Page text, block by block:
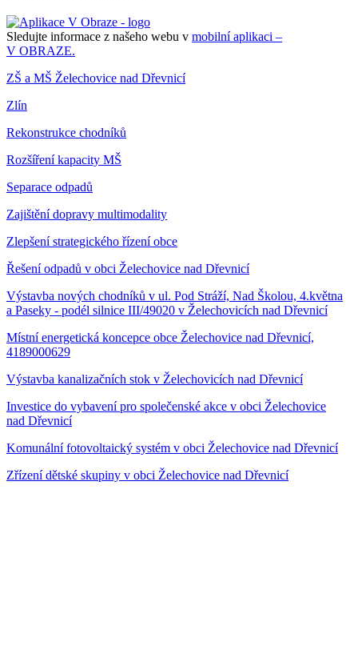
Sledujte informace z našeho webu v mobilní aplikaci –
V OBRAZE.
ZŠ a MŠ Želechovice nad Dřevnicí
Zlín
Rekonstrukce chodníků
Rozšíření kapacity MŠ
Separace odpadů
Zajištění dopravy multimodality
Zlepšení strategického řízení obce
Řešení odpadů v obci Želechovice nad Dřevnicí
Výstavba nových chodníků v ul. Pod Stráží, Nad Školou, 4.května
a Paseky - podél silnice III/49020 v Želechovicích nad Dřevnicí
Místní energetická koncepce obce Želechovice nad Dřevnicí,
4189000629
Výstavba kanalizačních stok v Želechovicích nad Dřevnicí
Investice do vybavení pro společenské akce v obci Želechovice
nad Dřevnicí
Komunální fotovoltaický systém v obci Želechovice nad Dřevnicí
Zřízení dětské skupiny v obci Želechovice nad Dřevnicí